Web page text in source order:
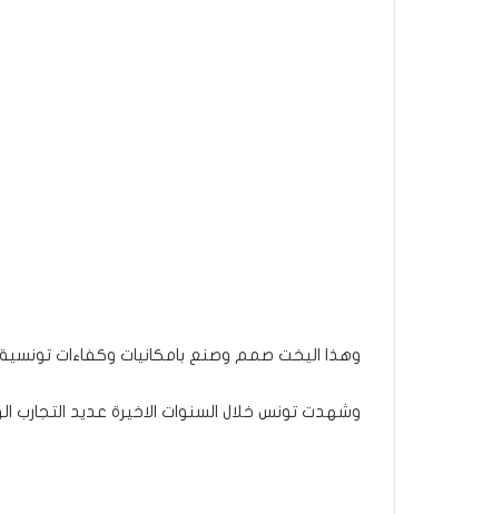
وهذا اليخت صمم وصنع بامكانيات وكفاءات تونسية 100% لشركة STGI -Marine منزل بورقيبة بنزرت.
وشهدت تونس خلال السنوات الاخيرة عديد التجارب